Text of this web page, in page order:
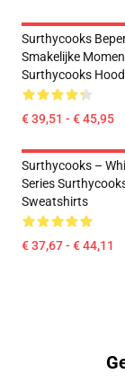
Surthycooks
Smakelijke
Surthycooks
€ 39,51 - € 45,95
Surthycooks –
Series
Sweatshirts
€ 37,67 - € 44,11